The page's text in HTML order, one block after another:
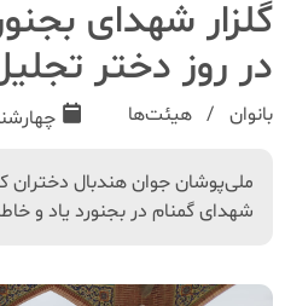
گلزار شهدای
در روز دختر
بانوان هیئت‌ها چهارشنبه, 10
ملی‌پوشان جوان هندبال دختران
شهدای گمنام در بجنورد یاد و